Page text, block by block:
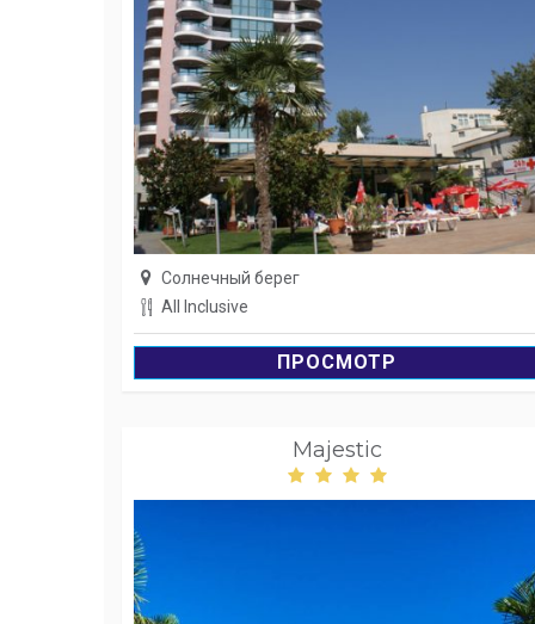
Солнечный берег
All Inclusive
ПРОСМОТР
Majestic